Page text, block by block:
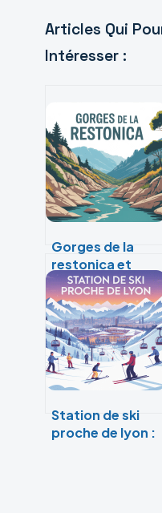
Articles Qui
Intéresser :
Gorges de la
restonica et
tragone di a
restonica : guide
complet pour
randonner et se
baigner
Station de ski
proche de lyon :